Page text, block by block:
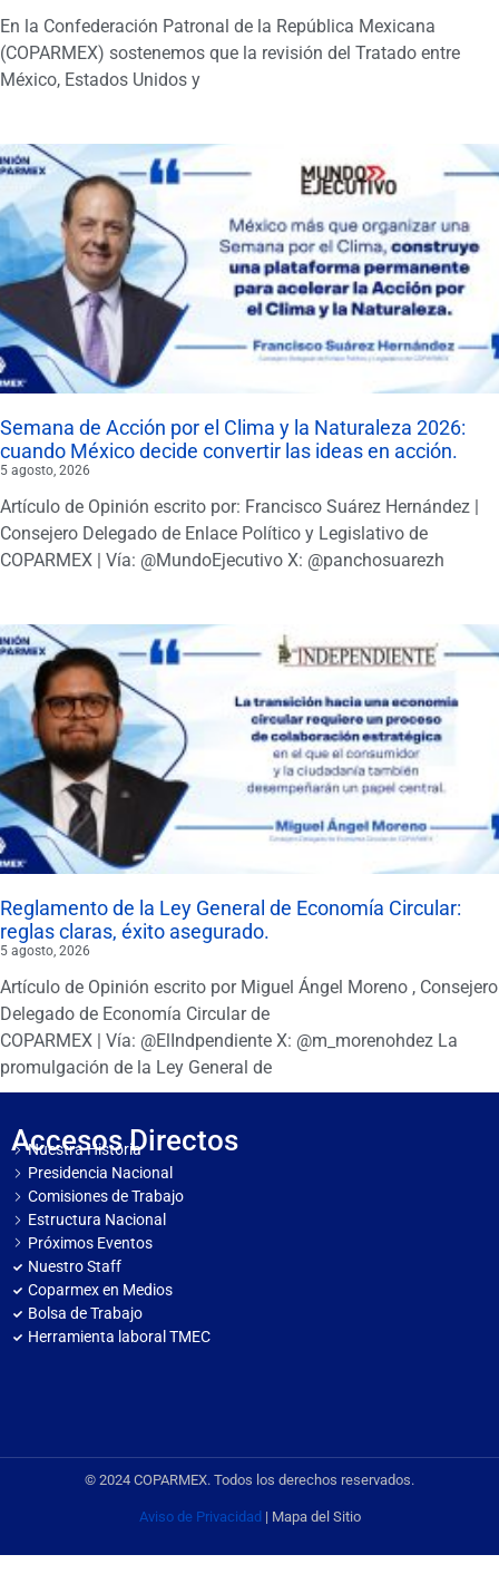
En la Confederación Patronal de la República Mexicana
(COPARMEX) sostenemos que la revisión del Tratado entre
México, Estados Unidos y
Semana de Acción por el Clima y la Naturaleza 2026:
cuando México decide convertir las ideas en acción.
5 agosto, 2026
Artículo de Opinión escrito por: Francisco Suárez Hernández |
Consejero Delegado de Enlace Político y Legislativo de
COPARMEX | Vía: @MundoEjecutivo X: @panchosuarezh
Reglamento de la Ley General de Economía Circular:
reglas claras, éxito asegurado.
5 agosto, 2026
Artículo de Opinión escrito por Miguel Ángel Moreno , Consejero
Delegado de Economía Circular de
COPARMEX | Vía: @ElIndpendiente X: @m_morenohdez La
promulgación de la Ley General de
Accesos Directos
Nuestra Historia
Presidencia Nacional
Comisiones de Trabajo
Estructura Nacional
Próximos Eventos
Nuestro Staff
Coparmex en Medios
Bolsa de Trabajo
Herramienta laboral TMEC
© 2024 COPARMEX. Todos los derechos reservados.
Aviso de Privacidad | Mapa del Sitio